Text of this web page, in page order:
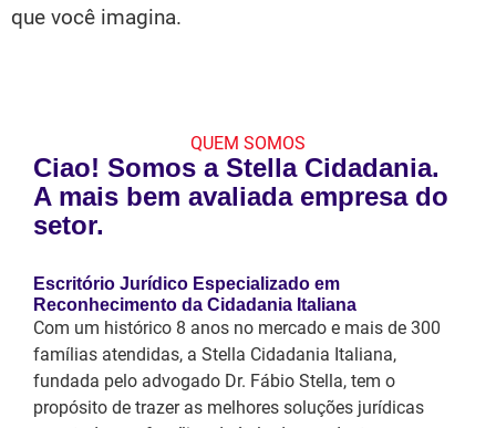
que você imagina.
QUEM SOMOS
Ciao! Somos a Stella Cidadania.
A mais bem avaliada empresa do
setor.
Escritório Jurídico Especializado em
Reconhecimento da Cidadania Italiana
Com um histórico 8 anos no mercado e mais de 300
famílias atendidas, a Stella Cidadania Italiana,
fundada pelo advogado Dr. Fábio Stella, tem o
propósito de trazer as melhores soluções jurídicas